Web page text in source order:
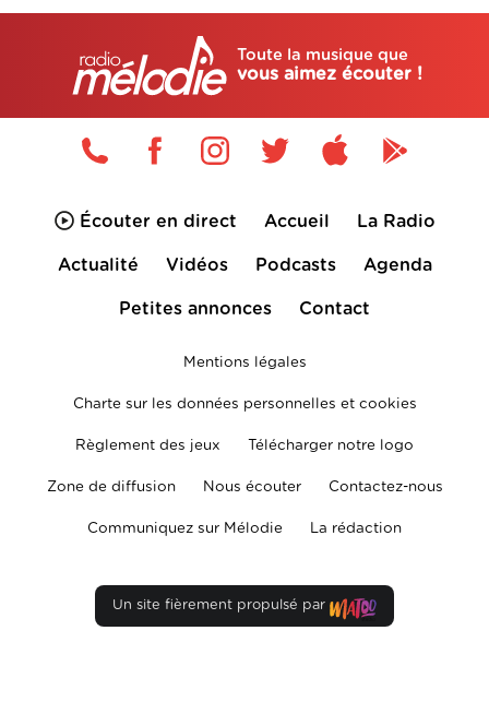
Toute la musique que
vous aimez écouter !
Écouter en direct Accueil La Radio
Actualité Vidéos Podcasts Agenda
Petites annonces Contact
Mentions légales
Charte sur les données personnelles et cookies
Règlement des jeux Télécharger notre logo
Zone de diffusion Nous écouter Contactez-nous
Communiquez sur Mélodie La rédaction
Un site fièrement propulsé par